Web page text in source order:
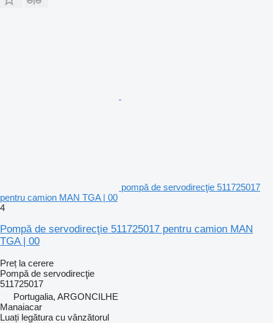
pompă de servodirecţie 511725017
pentru camion MAN TGA | 00
4
Pompă de servodirecţie 511725017 pentru camion MAN
TGA | 00
Preț la cerere
Pompă de servodirecţie
511725017
Portugalia, ARGONCILHE
Manaiacar
Luați legătura cu vânzătorul